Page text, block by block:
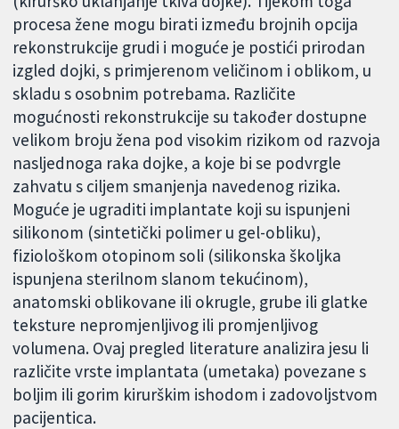
procesa žene mogu birati između brojnih opcija
rekonstrukcije grudi i moguće je postići prirodan
izgled dojki, s primjerenom veličinom i oblikom, u
skladu s osobnim potrebama. Različite
mogućnosti rekonstrukcije su također dostupne
velikom broju žena pod visokim rizikom od razvoja
nasljednoga raka dojke, a koje bi se podvrgle
zahvatu s ciljem smanjenja navedenog rizika.
Moguće je ugraditi implantate koji su ispunjeni
silikonom (sintetički polimer u gel-obliku),
fiziološkom otopinom soli (silikonska školjka
ispunjena sterilnom slanom tekućinom),
anatomski oblikovane ili okrugle, grube ili glatke
teksture nepromjenljivog ili promjenljivog
volumena. Ovaj pregled literature analizira jesu li
različite vrste implantata (umetaka) povezane s
boljim ili gorim kirurškim ishodom i zadovoljstvom
pacijentica.